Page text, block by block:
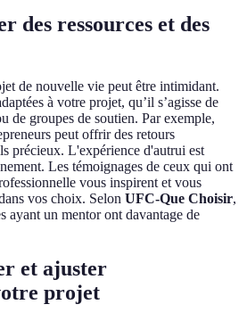
des ressources et des
de nouvelle vie peut être intimidant.
à votre projet, qu’il s’agisse de
de groupes de soutien. Par exemple,
peut offrir des retours
précieux. L'expérience d'autrui est
Les témoignages de ceux qui ont
vous inspirent et vous
vos choix. Selon UFC-Que Choisir,
ayant un mentor ont davantage de
et ajuster
projet